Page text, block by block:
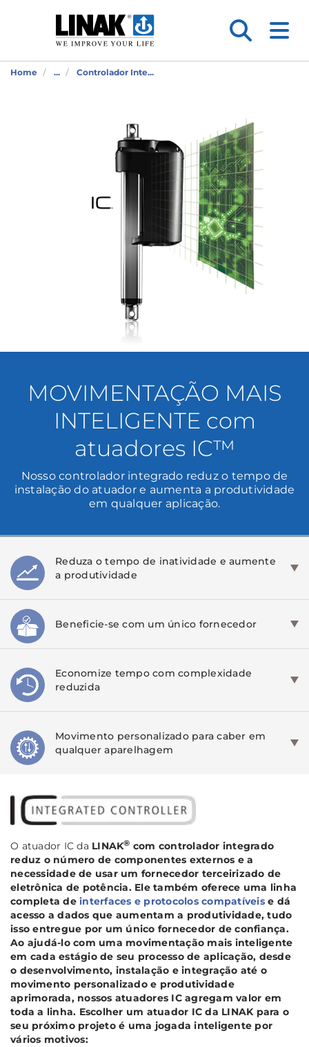
Home ... Controlador Inte...
MOVIMENTAÇÃO MAIS
INTELIGENTE com
atuadores IC™
Nosso controlador integrado reduz o tempo de
instalação do atuador e aumenta a produtividade
em qualquer aplicação.
Reduza o tempo de inatividade e aumente
a produtividade
Beneficie-se com um único fornecedor
Economize tempo com complexidade
reduzida
Movimento personalizado para caber em
qualquer aparelhagem
O atuador IC da LINAK® com controlador integrado
reduz o número de componentes externos e a
necessidade de usar um fornecedor terceirizado de
eletrônica de potência. Ele também oferece uma linha
completa de interfaces e protocolos compatíveise dá
acesso a dados que aumentam a produtividade, tudo
isso entregue por um único fornecedor de confiança.
Ao ajudá-lo com uma movimentação mais inteligente
em cada estágio de seu processo de aplicação, desde
o desenvolvimento, instalação e integração até o
movimento personalizado e produtividade
aprimorada, nossos atuadores IC agregam valor em
toda a linha. Escolher um atuador IC da LINAK para o
seu próximo projeto é uma jogada inteligente por
vários motivos: